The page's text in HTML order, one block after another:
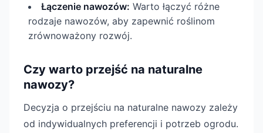
Łączenie nawozów: Warto łączyć różne
rodzaje nawozów, aby zapewnić roślinom
zrównoważony rozwój.
Czy warto przejść na naturalne
nawozy?
Decyzja o przejściu na naturalne nawozy zależy
od indywidualnych preferencji i potrzeb ogrodu.